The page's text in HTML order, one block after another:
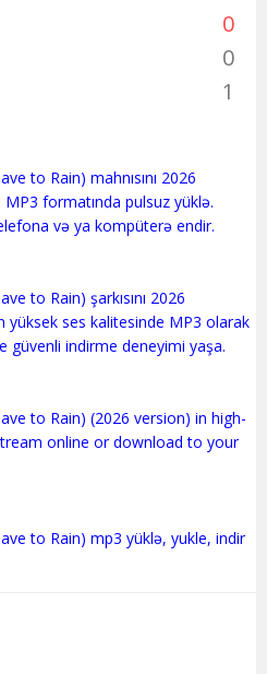
0
0
1
to Rain) mahnısını 2026
formatında pulsuz yüklə.
və ya kompüterə endir.
to Rain) şarkısını 2026
yüksek ses kalitesinde MP3 olarak
güvenli indirme deneyimi yaşa.
to Rain) (2026 version) in high-
online or download to your